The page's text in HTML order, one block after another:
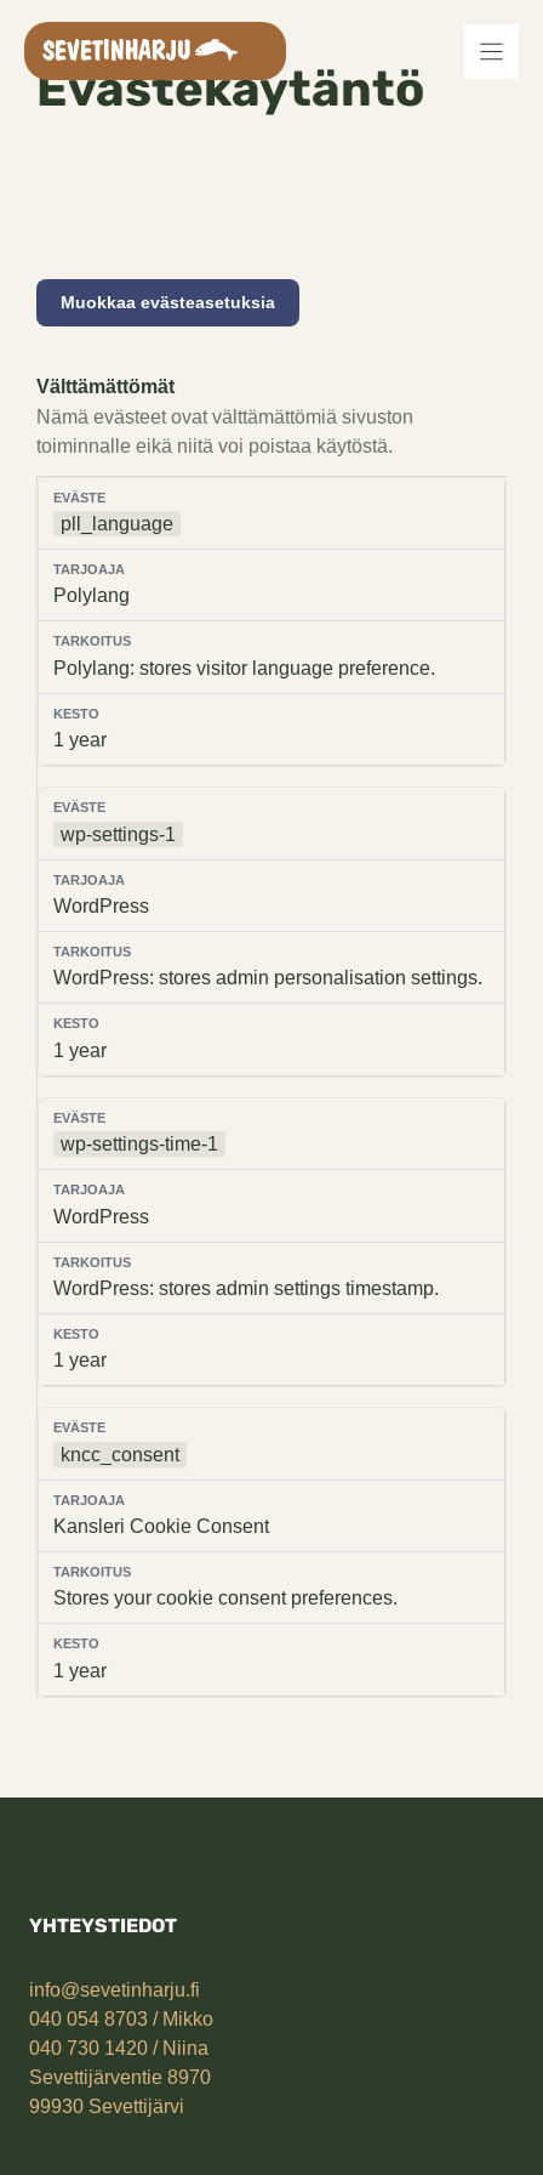
sisältöönSEVETINHARJU
Evästekäytäntö
Muokkaa evästeasetuksia
Välttämättömät
Nämä evästeet ovat välttämättömiä sivuston
toiminnalle eikä niitä voi poistaa käytöstä.
pll_language
Polylang
Polylang: stores visitor language preference.
1 year
wp-settings-1
WordPress
WordPress: stores admin personalisation settings.
1 year
wp-settings-time-1
WordPress
WordPress: stores admin settings timestamp.
1 year
kncc_consent
Kansleri Cookie Consent
Stores your cookie consent preferences.
1 year
YHTEYSTIEDOT
info@sevetinharju.fi
040 054 8703 / Mikko
040 730 1420 / Niina
Sevettijärventie 8970
99930 Sevettijärvi